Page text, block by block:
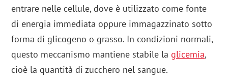
entrare nelle cellule, dove è utilizzato come fonte
di energia immediata oppure immagazzinato sotto
forma di glicogeno o grasso. In condizioni normali,
questo meccanismo mantiene stabile laglicemia,
cioè la quantità di zucchero nel sangue.